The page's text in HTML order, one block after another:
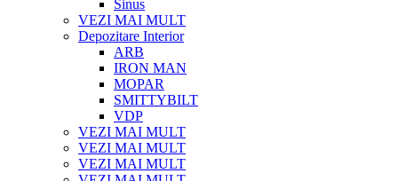
Sinus
VEZI MAI MULT
Depozitare Interior
ARB
IRON MAN
MOPAR
SMITTYBILT
VDP
VEZI MAI MULT
VEZI MAI MULT
VEZI MAI MULT